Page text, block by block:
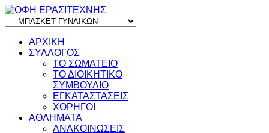
ΑΡΧΙΚΗ
ΣΥΛΛΟΓΟΣ
ΤΟ ΣΩΜΑΤΕΙΟ
ΤΟ ΔΙΟΙΚΗΤΙΚΟ
ΣΥΜΒΟΥΛΙΟ
ΕΓΚΑΤΑΣΤΑΣΕΙΣ
ΧΟΡΗΓΟΙ
ΑΘΛΗΜΑΤΑ
ΑΝΑΚΟΙΝΩΣΕΙΣ